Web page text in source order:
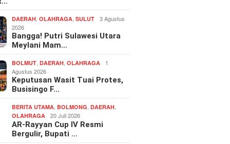
DAERAH,OLAHRAGA,SULUT
3 Agustus
2026
Bangga! Putri Sulawesi Utara
Meylani Mam…
BOLMUT,DAERAH,OLAHRAGA
1
Agustus 2026
Keputusan Wasit Tuai Protes,
Busisingo F…
BERITA UTAMA, BOLMONG,DAERAH,
OLAHRAGA 20 Juli 2026
AR-Rayyan Cup IV Resmi
Bergulir, Bupati …